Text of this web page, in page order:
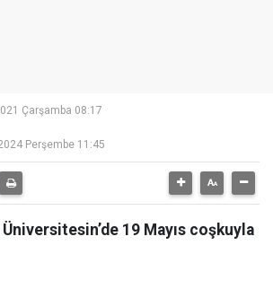
Çarşamba 08:17
Perşembe 11:45
19 Mayıs coşkuyla